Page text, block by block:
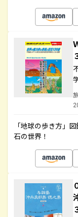
「地球の歩き方」
石の世界！